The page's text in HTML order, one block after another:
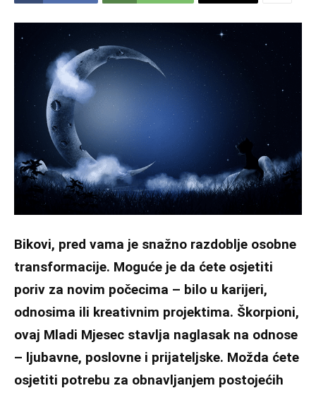
Bikovi, pred vama je snažno razdoblje osobne
transformacije. Moguće je da ćete osjetiti
poriv za novim počecima – bilo u karijeri,
odnosima ili kreativnim projektima. Škorpioni,
ovaj Mladi Mjesec stavlja naglasak na odnose
– ljubavne, poslovne i prijateljske. Možda ćete
osjetiti potrebu za obnavljanjem postojećih